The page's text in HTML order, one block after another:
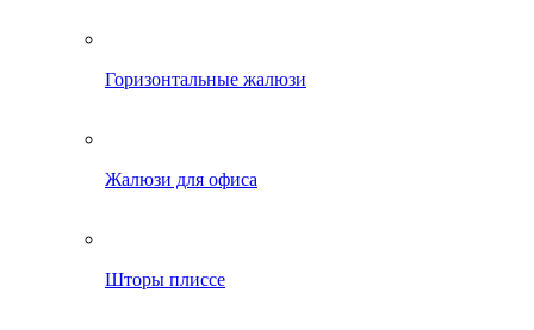
Горизонтальные жалюзи
Жалюзи для офиса
Шторы плиссе